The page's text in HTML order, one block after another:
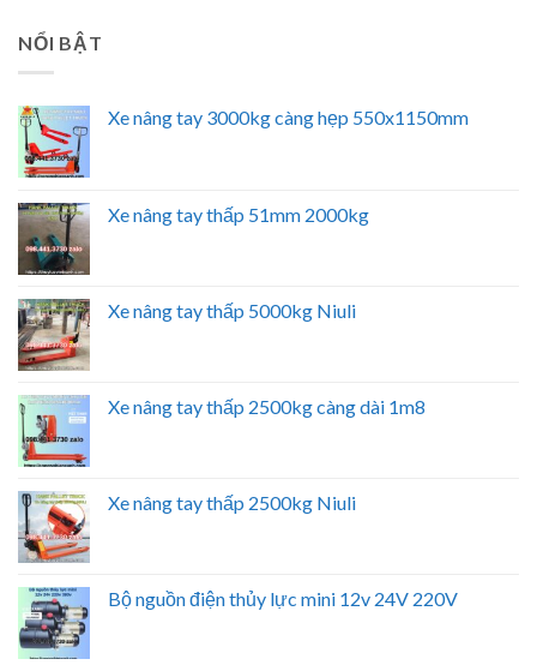
NỔI BẬT
Xe nâng tay 3000kg càng hẹp 550x1150mm
Xe nâng tay thấp 51mm 2000kg
Xe nâng tay thấp 5000kg Niuli
Xe nâng tay thấp 2500kg càng dài 1m8
Xe nâng tay thấp 2500kg Niuli
Bộ nguồn điện thủy lực mini 12v 24V 220V